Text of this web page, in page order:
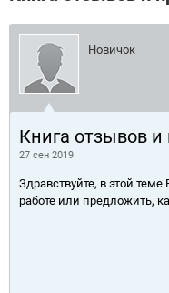
Новичок
Книга отзывов
27 сен 2019
Здравствуйте, в этой
работе или предложить,